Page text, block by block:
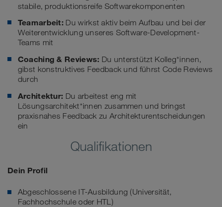
stabile, produktionsreife Softwarekomponenten
Teamarbeit: Du wirkst aktiv beim Aufbau und bei der
Weiterentwicklung unseres Software-Development-
Teams mit
Coaching & Reviews: Du unterstützt Kolleg*innen,
gibst konstruktives Feedback und führst Code Reviews
durch
Architektur: Du arbeitest eng mit
Lösungsarchitekt*innen zusammen und bringst
praxisnahes Feedback zu Architekturentscheidungen
ein
Qualifikationen
Dein Profil
Abgeschlossene IT-Ausbildung (Universität,
Fachhochschule oder HTL)